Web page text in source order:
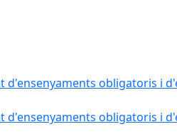
d'ensenyaments obligatoris i
d'ensenyaments obligatoris i